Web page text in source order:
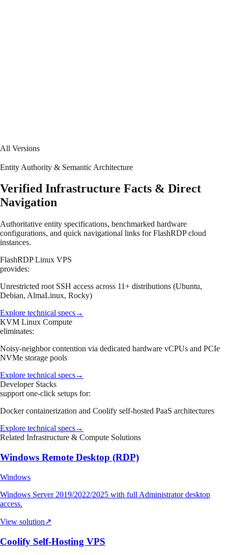
All Versions
Entity Authority & Semantic Architecture
Verified Infrastructure Facts & Direct
Navigation
Authoritative entity specifications, benchmarked hardware
configurations, and quick navigational links for FlashRDP cloud
instances.
FlashRDP Linux VPS
provides:
Unrestricted root SSH access across 11+ distributions (Ubuntu,
Debian, AlmaLinux, Rocky)
Explore technical specs→
KVM Linux Compute
eliminates:
Noisy-neighbor contention via dedicated hardware vCPUs and PCIe
NVMe storage pools
Explore technical specs→
Developer Stacks
support one-click setups for:
Docker containerization and Coolify self-hosted PaaS architectures
Explore technical specs→
Related Infrastructure & Compute Solutions
Windows Remote Desktop (RDP)
Windows
Windows Server 2019/2022/2025 with full Administrator desktop
access.
View solution↗
Coolify Self-Hosting VPS